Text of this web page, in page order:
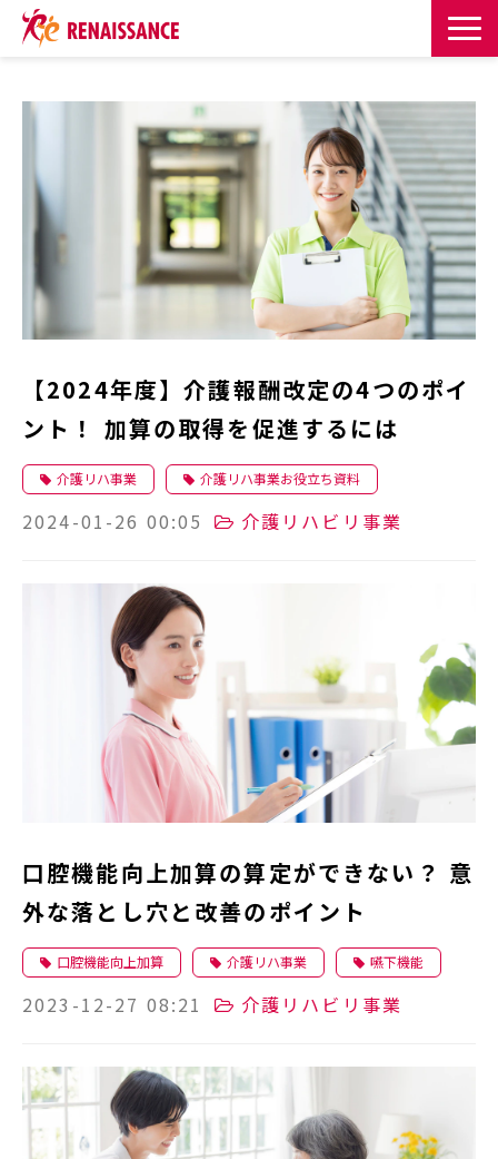
課題・目的からサービスを探す
導入事例
お役立ち記事一覧
お役立ち資料
イベント・セミナー
【2024年度】介護報酬改定の4つのポイ
ント！ 加算の取得を促進するには
介護リハ事業 介護リハ事業お役立ち資料
2024-01-26 00:05 介護リハビリ事業
口腔機能向上加算の算定ができない？ 意
外な落とし穴と改善のポイント
口腔機能向上加算 介護リハ事業 嚥下機能
2023-12-27 08:21 介護リハビリ事業